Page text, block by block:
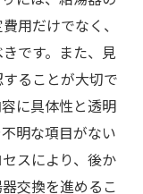
用だけでなく、
です。また、見
ることが大切で
に具体性と透明
明な項目がない
スにより、後か
交換を進めるこ